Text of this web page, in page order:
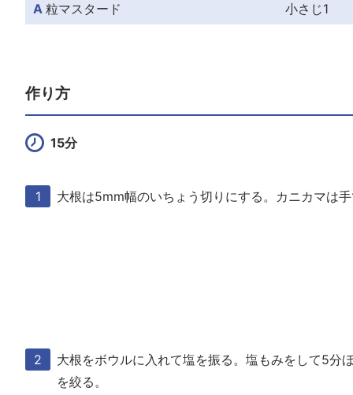
A 粒マスタード 小さじ1
作り方
15分
大根は5mm幅のいちょう切りにする。カニカマは
大根をボウルに入れて塩を振る。塩もみをして5分
を絞る。